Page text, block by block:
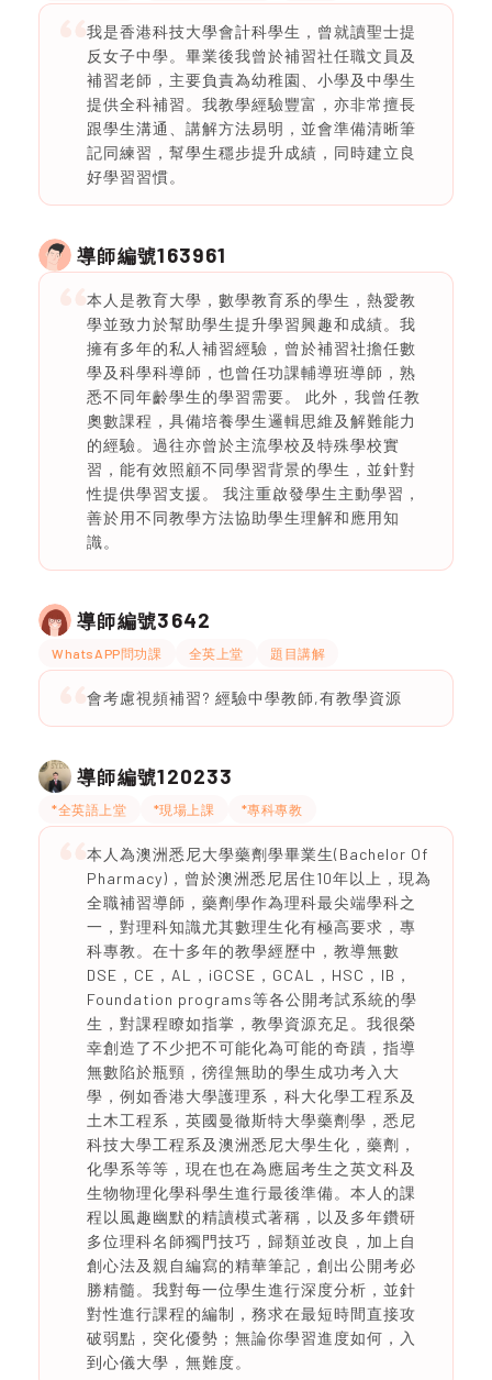
我是香港科技大學會計科學生，曾就讀聖士提
反女子中學。畢業後我曾於補習社任職文員及
補習老師，主要負責為幼稚園、小學及中學生
提供全科補習。我教學經驗豐富，亦非常擅長
跟學生溝通、講解方法易明，並會準備清晰筆
記同練習，幫學生穩步提升成績，同時建立良
好學習習慣。
導師編號163961
本人是教育大學，數學教育系的學生，熱愛教
學並致力於幫助學生提升學習興趣和成績。我
擁有多年的私人補習經驗，曾於補習社擔任數
學及科學科導師，也曾任功課輔導班導師，熟
悉不同年齡學生的學習需要。 此外，我曾任教
奧數課程，具備培養學生邏輯思維及解難能力
的經驗。過往亦曾於主流學校及特殊學校實
習，能有效照顧不同學習背景的學生，並針對
性提供學習支援。 我注重啟發學生主動學習，
善於用不同教學方法協助學生理解和應用知
識。
導師編號3642
WhatsAPP問功課 全英上堂 題目講解
會考慮視頻補習? 經驗中學教師,有教學資源
導師編號120233
*全英語上堂 *現場上課 *專科專教
本人為澳洲悉尼大學藥劑學畢業生(Bachelor Of
Pharmacy)，曾於澳洲悉尼居住10年以上，現為
全職補習導師，藥劑學作為理科最尖端學科之
一，對理科知識尤其數理生化有極高要求，專
科專教。在十多年的教學經歷中，教導無數
DSE，CE，AL，iGCSE，GCAL，HSC，IB，
Foundation programs等各公開考試系統的學
生，對課程瞭如指掌，教學資源充足。我很榮
幸創造了不少把不可能化為可能的奇蹟，指導
無數陷於瓶頸，徬徨無助的學生成功考入大
學，例如香港大學護理系，科大化學工程系及
土木工程系，英國曼徹斯特大學藥劑學，悉尼
科技大學工程系及澳洲悉尼大學生化，藥劑，
化學系等等，現在也在為應屆考生之英文科及
生物物理化學科學生進行最後準備。本人的課
程以風趣幽默的精讀模式著稱，以及多年鑽研
多位理科名師獨門技巧，歸類並改良，加上自
創心法及親自編寫的精華筆記，創出公開考必
勝精髓。我對每一位學生進行深度分析，並針
對性進行課程的編制，務求在最短時間直接攻
破弱點，突化優勢；無論你學習進度如何，入
到心儀大學，無難度。